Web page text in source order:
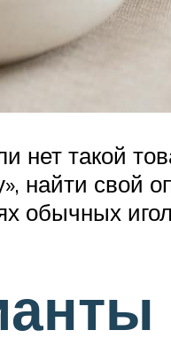
нет такой
найти свой
обычных